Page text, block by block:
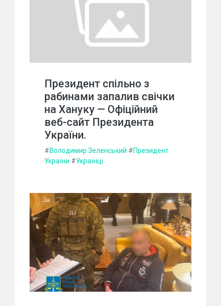
Президент спільно з
рабинами запалив свічки
на Хануку — Офіційний
веб-сайт Президента
України.
#Володимир Зеленський #Президент
України #Українці